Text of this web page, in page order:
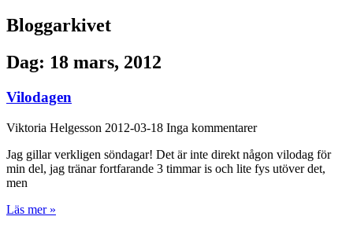
Bloggarkivet
Dag: 18 mars, 2012
Vilodagen
Viktoria Helgesson 2012-03-18 Inga kommentarer
Jag gillar verkligen söndagar! Det är inte direkt någon vilodag för
min del, jag tränar fortfarande 3 timmar is och lite fys utöver det,
men
Läs mer »